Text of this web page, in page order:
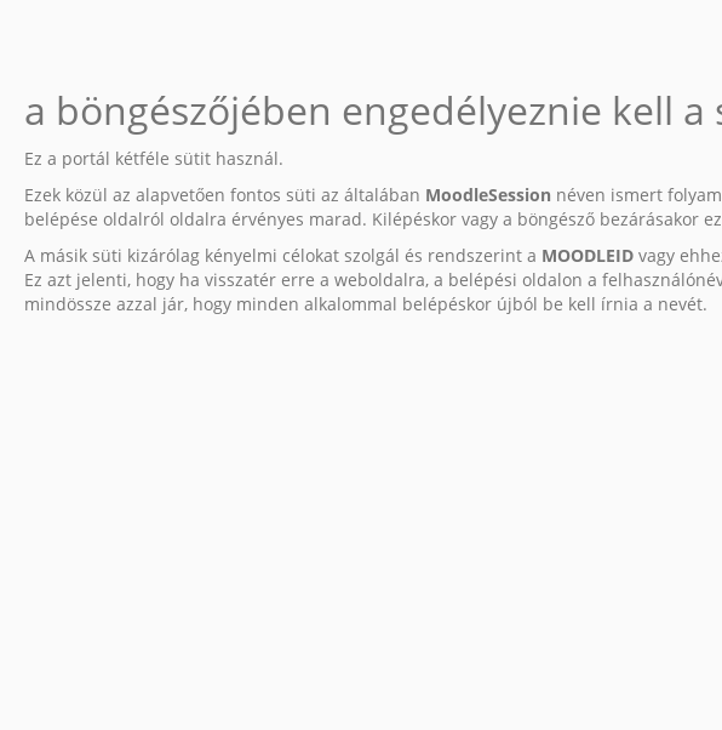
a böngészőjében engedélyeznie kell a
Ez a portál kétféle sütit használ.
Ezek közül az alapvetően fontos süti az általában MoodleSession néven ismert
belépése oldalról oldalra érvényes marad. Kilépéskor vagy a böngésző bezárásakor
A másik süti kizárólag kényelmi célokat szolgál és rendszerint a MOODLEID vagy
Ez azt jelenti, hogy ha visszatér erre a weboldalra, a belépési oldalon a
mindössze azzal jár, hogy minden alkalommal belépéskor újból be kell írnia a nevét.